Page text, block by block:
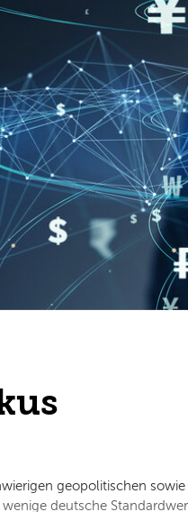
geopolitischen
deutsche